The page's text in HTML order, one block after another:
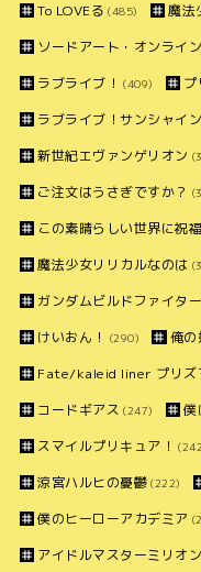
To LOVEる (485) 魔法
ソードアート・オンライン
ラブライブ！ (409) プ
ラブライブ！サンシャイ
新世紀エヴァンゲリオン
ご注文はうさぎですか？
この素晴らしい世界に祝
魔法少女リリカルなのは
ガンダムビルドファイタ
けいおん！ (290) 俺の
Fate/kaleid liner プリズ
コードギアス (247) 僕
スマイルプリキュア！
涼宮ハルヒの憂鬱 (222)
僕のヒーローアカデミア
アイドルマスターミリオ